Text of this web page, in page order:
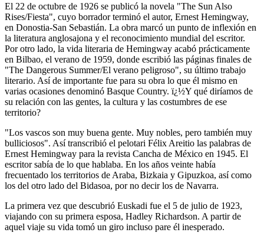
El 22 de octubre de 1926 se publicó la novela "The Sun Also
Rises/Fiesta", cuyo borrador terminó el autor, Ernest Hemingway,
en Donostia-San Sebastián. La obra marcó un punto de inflexión en
la literatura anglosajona y el reconocimiento mundial del escritor.
Por otro lado, la vida literaria de Hemingway acabó prácticamente
en Bilbao, el verano de 1959, donde escribió las páginas finales de
"The Dangerous Summer/El verano peligroso", su último trabajo
literario. Así de importante fue para su obra lo que él mismo en
varias ocasiones denominó Basque Country. ï¿½Y qué diríamos de
su relación con las gentes, la cultura y las costumbres de ese
territorio?
"Los vascos son muy buena gente. Muy nobles, pero también muy
bulliciosos". Así transcribió el pelotari Félix Areitio las palabras de
Ernest Hemingway para la revista Cancha de México en 1945. El
escritor sabía de lo que hablaba. En los años veinte había
frecuentado los territorios de Araba, Bizkaia y Gipuzkoa, así como
los del otro lado del Bidasoa, por no decir los de Navarra.
La primera vez que descubrió Euskadi fue el 5 de julio de 1923,
viajando con su primera esposa, Hadley Richardson. A partir de
aquel viaje su vida tomó un giro incluso pare él inesperado.